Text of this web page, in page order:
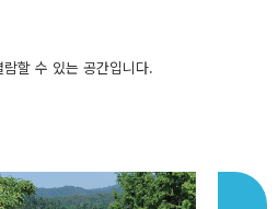
할 수 있는 공간입니다.